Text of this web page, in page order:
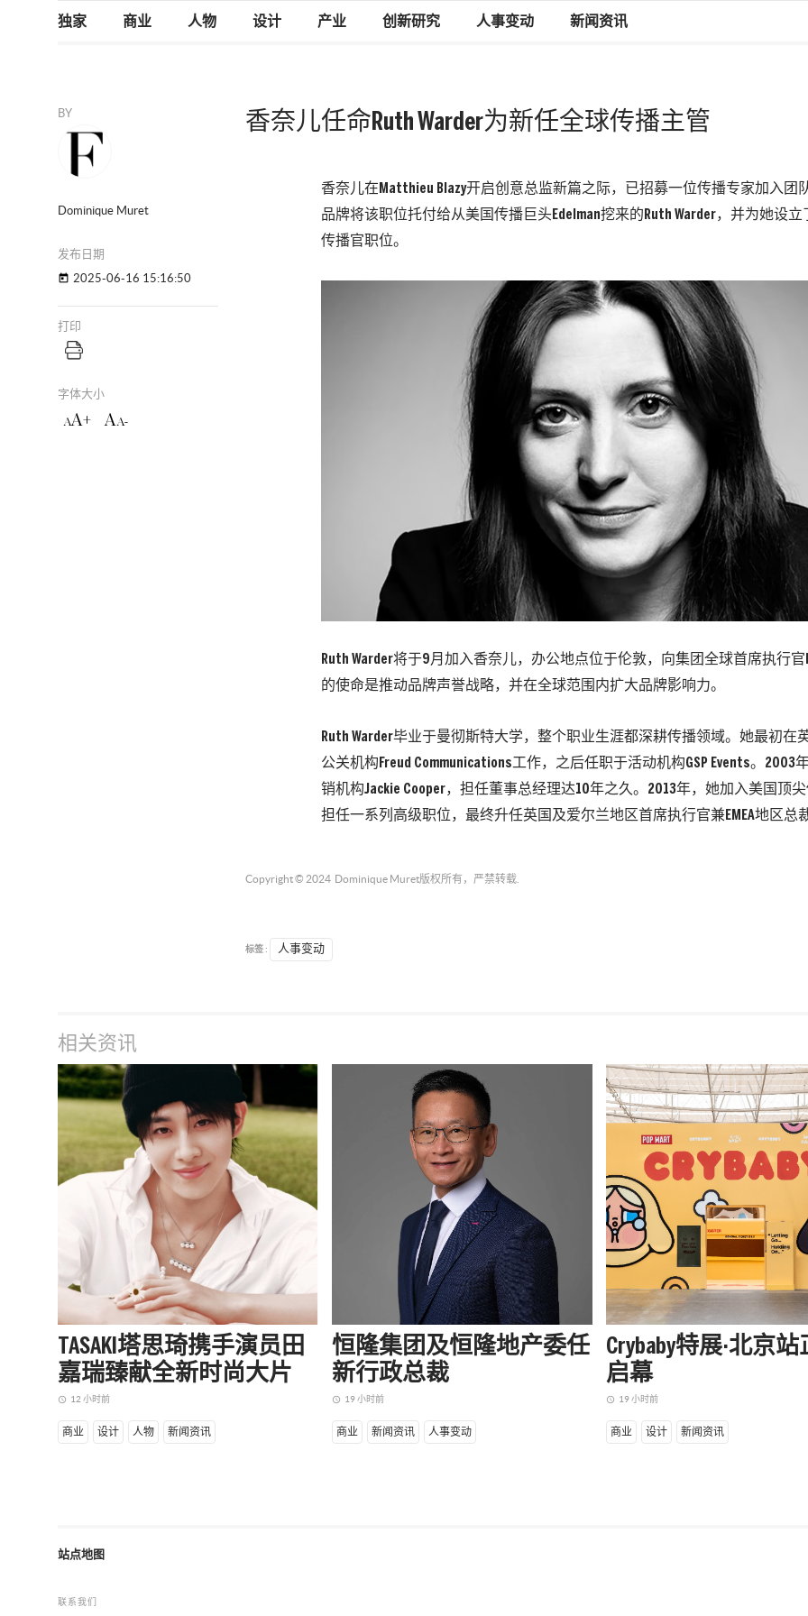
独家 商业 人物 设计 产业 创新研究 人事变动 新闻资讯
BY
Dominique Muret
发布日期
today 2025-06-16 15:16:50
打印
字体大小
AA+ A A-
香奈儿任命Ruth Warder为新任全球传播主管
香奈儿在Matthieu Blazy开启创意总监新篇之际，已招募一位传播专家加入团
品牌将该职位托付给从美国传播巨头Edelman挖来的Ruth Warder，并为她设
传播官职位。
Ruth Warder将于9月加入香奈儿，办公地点位于伦敦，向集团全球首席执行官
的使命是推动品牌声誉战略，并在全球范围内扩大品牌影响力。
Ruth Warder毕业于曼彻斯特大学，整个职业生涯都深耕传播领域。她最初在
公关机构Freud Communications工作，之后任职于活动机构GSP Events。2003
销机构Jackie Cooper，担任董事总经理达10年之久。2013年，她加入美国顶尖
担任一系列高级职位，最终升任英国及爱尔兰地区首席执行官兼EMEA地区总
Copyright © 2024 Dominique Muret版权所有，严禁转载.
标签 : 人事变动
相关资讯
TASAKI塔思琦携手演员田
嘉瑞臻献全新时尚大片
access_time 12 小时前
商业 设计 人物 新闻资讯
恒隆集团及恒隆地产委任
新行政总裁
access_time 19 小时前
商业 新闻资讯 人事变动
Crybaby特展·北京站
启幕
access_time 19 小时前
商业 设计 新闻资讯
站点地图
联系我们